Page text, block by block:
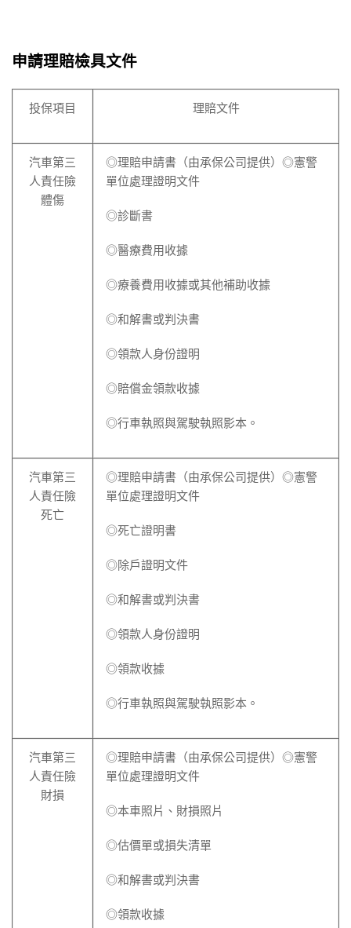
申請理賠檢具文件
投保項目 理賠文件
汽車第三
人責任險
體傷
◎理賠申請書（由承保公司提供）◎憲警
單位處理證明文件
◎診斷書
◎醫療費用收據
◎療養費用收據或其他補助收據
◎和解書或判決書
◎領款人身份證明
◎賠償金領款收據
◎行車執照與駕駛執照影本。
汽車第三
人責任險
死亡
◎理賠申請書（由承保公司提供）◎憲警
單位處理證明文件
◎死亡證明書
◎除戶證明文件
◎和解書或判決書
◎領款人身份證明
◎領款收據
◎行車執照與駕駛執照影本。
汽車第三
人責任險
財損
◎理賠申請書（由承保公司提供）◎憲警
單位處理證明文件
◎本車照片、財損照片
◎估價單或損失清單
◎和解書或判決書
◎領款收據